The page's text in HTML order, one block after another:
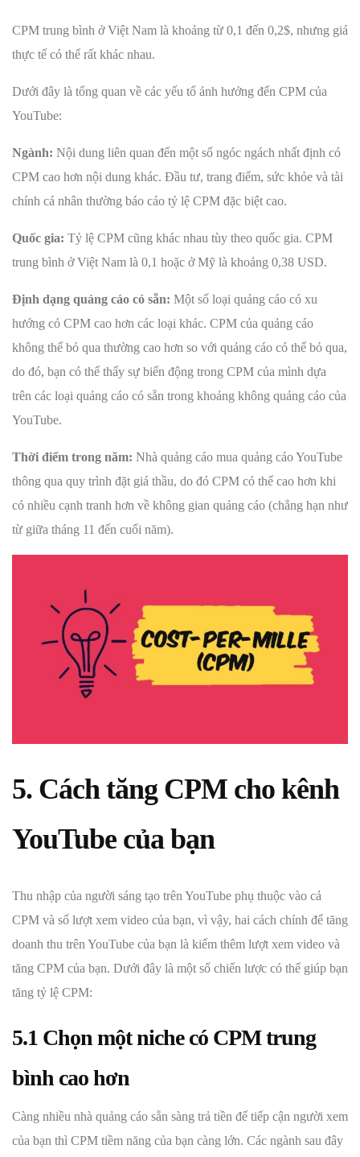
CPM trung bình ở Việt Nam là khoảng từ 0,1 đến 0,2$, nhưng giá
thực tế có thể rất khác nhau.
Dưới đây là tổng quan về các yếu tố ảnh hưởng đến CPM của
YouTube:
Ngành: Nội dung liên quan đến một số ngóc ngách nhất định có
CPM cao hơn nội dung khác. Đầu tư, trang điểm, sức khỏe và tài
chính cá nhân thường báo cáo tỷ lệ CPM đặc biệt cao.
Quốc gia: Tỷ lệ CPM cũng khác nhau tùy theo quốc gia. CPM
trung bình ở Việt Nam là 0,1 hoặc ở Mỹ là khoảng 0,38 USD.
Định dạng quảng cáo có sẵn: Một số loại quảng cáo có xu
hướng có CPM cao hơn các loại khác. CPM của quảng cáo
không thể bỏ qua thường cao hơn so với quảng cáo có thể bỏ qua,
do đó, bạn có thể thấy sự biến động trong CPM của mình dựa
trên các loại quảng cáo có sẵn trong khoảng không quảng cáo của
YouTube.
Thời điểm trong năm: Nhà quảng cáo mua quảng cáo YouTube
thông qua quy trình đặt giá thầu, do đó CPM có thể cao hơn khi
có nhiều cạnh tranh hơn về không gian quảng cáo (chẳng hạn như
từ giữa tháng 11 đến cuối năm).
5. Cách tăng CPM cho kênh
YouTube của bạn
Thu nhập của người sáng tạo trên YouTube phụ thuộc vào cả
CPM và số lượt xem video của bạn, vì vậy, hai cách chính để tăng
doanh thu trên YouTube của bạn là kiếm thêm lượt xem video và
tăng CPM của bạn. Dưới đây là một số chiến lược có thể giúp bạn
tăng tỷ lệ CPM:
5.1 Chọn một niche có CPM trung
bình cao hơn
Càng nhiều nhà quảng cáo sẵn sàng trả tiền để tiếp cận người xem
của bạn thì CPM tiềm năng của bạn càng lớn. Các ngành sau đây